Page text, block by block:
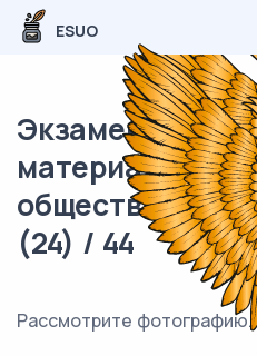
ESUO
материал ОГЭ /
(24) / 44
Рассмотрите фотографию.